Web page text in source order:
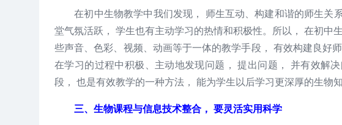
在初中生物教学中我们发现， 师生互动、构建和谐的师生关
堂气氛活跃， 学生也有主动学习的热情和积极性。所以， 在初中
些声音、色彩、视频、动画等于一体的教学手段， 有效构建良好
在学习的过程中积极、主动地发现问题， 提出问题， 并有效解
段， 也是有效教学的一种方法， 能为学生以后学习更深厚的生物
三、生物课程与信息技术整合， 要灵活实用科学